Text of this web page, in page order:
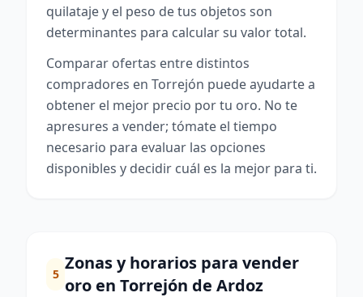
quilataje y el peso de tus objetos son
determinantes para calcular su valor total.
Comparar ofertas entre distintos
compradores en Torrejón puede ayudarte a
obtener el mejor precio por tu oro. No te
apresures a vender; tómate el tiempo
necesario para evaluar las opciones
disponibles y decidir cuál es la mejor para ti.
5
Zonas y horarios para vender
oro en Torrejón de Ardoz